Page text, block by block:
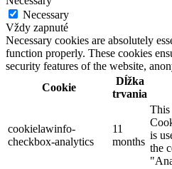
Necessary
Vždy zapnuté
Necessary cookies are absolutely
function properly. These cookies
security features of the website,
Cookie
Dĺžka
trvania
cookielawinfo-
checkbox-analytics
11
months
This
is
the